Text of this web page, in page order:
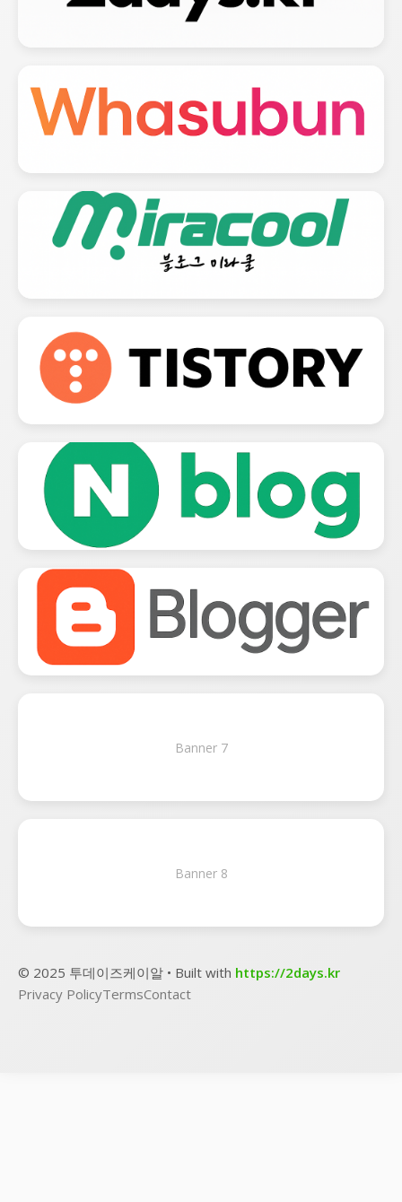
Banner 7
Banner 8
© 2025 투데이즈케이알 • Built with https://2days.kr
Privacy PolicyTermsContact